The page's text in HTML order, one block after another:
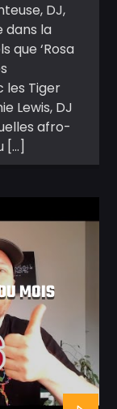
DJ,
dans la
que ‘Rosa
les Tiger
Lewis, DJ
afro-
[…]
MOIS